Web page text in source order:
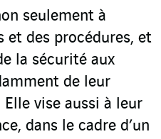
seulement à
et des procédures, et
la sécurité aux
de leur
vise aussi à leur
dans le cadre d’un